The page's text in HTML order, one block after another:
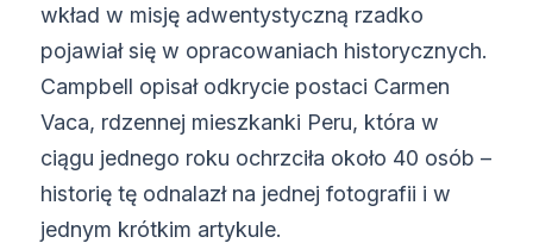
wkład w misję adwentystyczną rzadko
pojawiał się w opracowaniach historycznych.
Campbell opisał odkrycie postaci Carmen
Vaca, rdzennej mieszkanki Peru, która w
ciągu jednego roku ochrzciła około 40 osób –
historię tę odnalazł na jednej fotografii i w
jednym krótkim artykule.